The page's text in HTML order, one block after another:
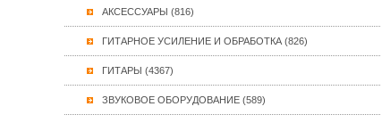
АКСЕССУАРЫ (816)
ГИТАРНОЕ УСИЛЕНИЕ И ОБРАБОТКА (826)
ГИТАРЫ (4367)
ЗВУКОВОЕ ОБОРУДОВАНИЕ (589)